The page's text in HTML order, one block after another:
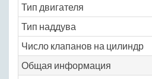
Тип двигателя
Тип наддува
Число клапанов на цилиндр
Общая информация